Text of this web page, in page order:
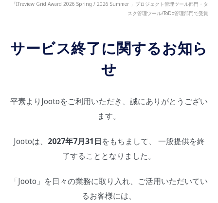
「ITreview Grid Award 2026 Spring / 2026 Summer 」プロジェクト管理ツール部門・タ
スク管理ツール/ToDo管理部門で受賞
サービス終了に関するお知ら
せ
平素よりJootoをご利用いただき、誠にありがとうござい
ます。
Jootoは、 2027年7月31日をもちまして、 一般提供を終
了することとなりました。
「Jooto」を日々の業務に取り入れ、ご活用いただいてい
るお客様には、